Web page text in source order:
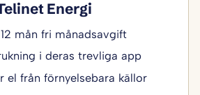
Energi
mån fri månadsavgift
i deras trevliga app
el från förnyelsebara källor